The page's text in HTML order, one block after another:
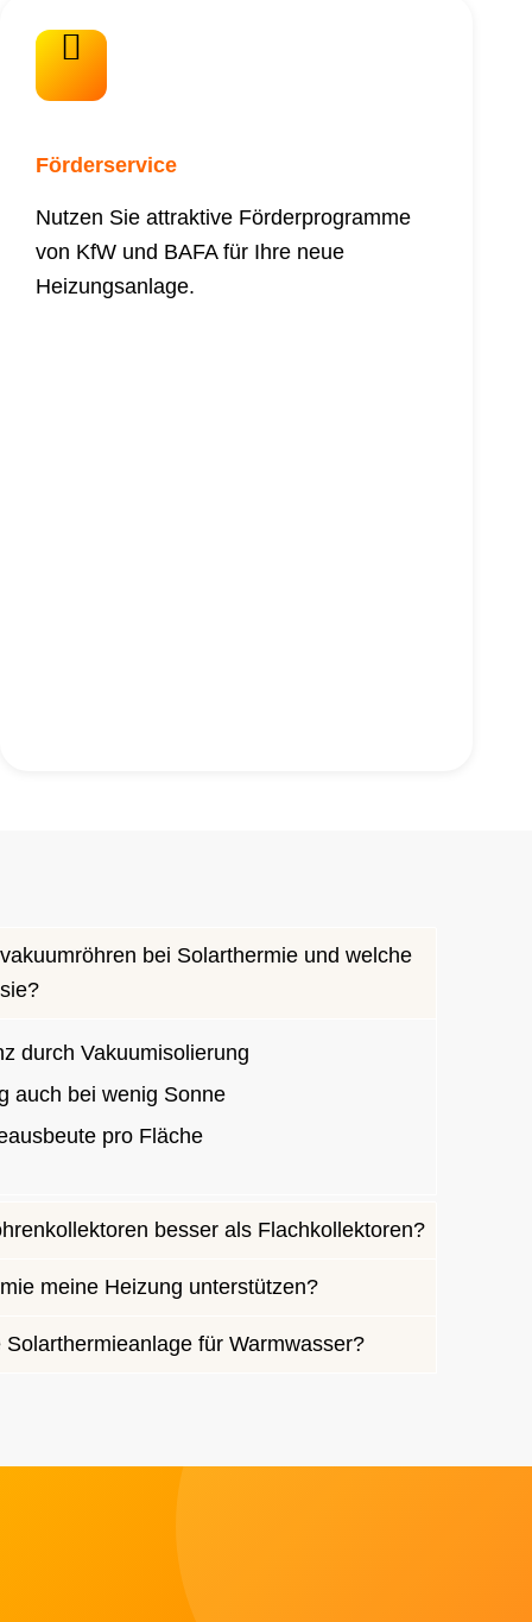
Förderservice
Nutzen Sie attraktive Förderprogramme
von KfW und BAFA für Ihre neue
Heizungsanlage.
bei Solarthermie und welche
durch Vakuumisolierung
auch bei wenig Sonne
pro Fläche
besser als Flachkollektoren?
meine Heizung unterstützen?
Solarthermieanlage für Warmwasser?